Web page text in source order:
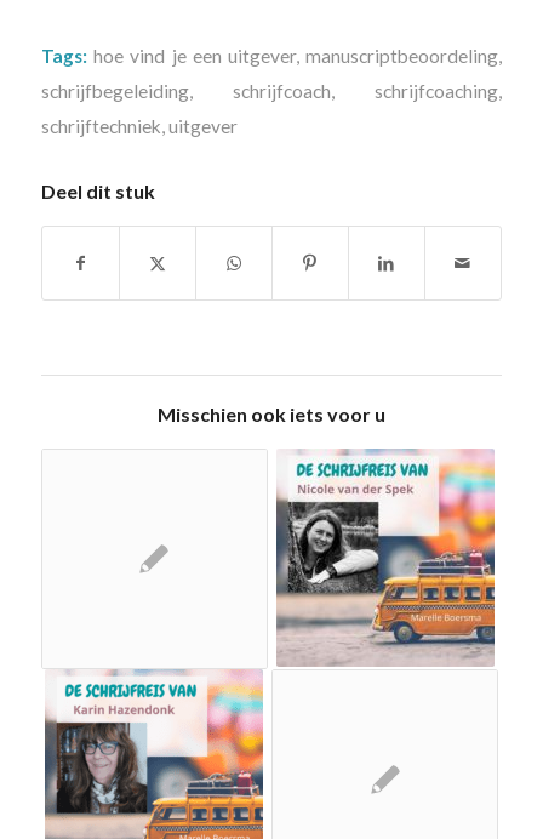
Tags: hoe vind je een uitgever,manuscriptbeoordeling,
schrijfbegeleiding, schrijfcoach,schrijfcoaching,
schrijftechniek,uitgever
Deel dit stuk
Misschien ook iets voor u